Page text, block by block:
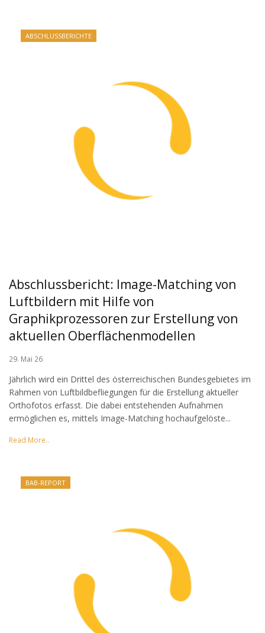
ABSCHLUSSBERICHTE
Abschlussbericht: Image-Matching von
Luftbildern mit Hilfe von
Graphikprozessoren zur Erstellung von
aktuellen Oberflächenmodellen
29. Mai 26
Jährlich wird ein Drittel des österreichischen Bundesgebietes im
Rahmen von Luftbildbefliegungen für die Erstellung aktueller
Orthofotos erfasst. Die dabei entstehenden Aufnahmen
ermöglichen es, mittels Image-Matching hochaufgelöste...
Read More..
BAB-REPORT